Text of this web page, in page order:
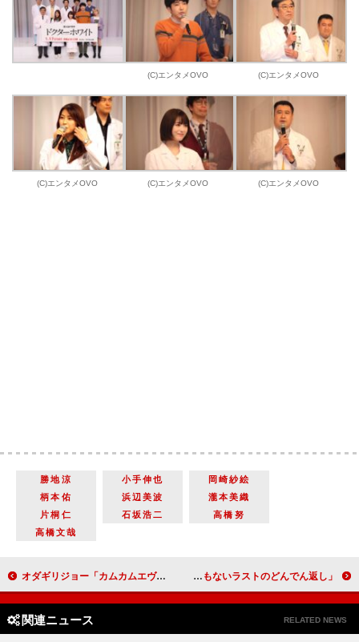
(C)エンタメOVO (C)エンタメOVO
(C)エンタメOVO (C)エンタメOVO (C)エンタメOVO
勝地涼 小手伸也
岡崎紗絵
柄本佑
浜辺美波
瀧本美織
片桐仁
石坂浩二
高橋努
高橋文哉
オダギリジョー「カムカムエヴリバディ」で大月錠一郎役 「ジョーはひなたの人生にも関わっていく大切な役」 藤原竜也“ネタバレ厳禁”の出演作をアピール 見どころは「とんでもないラストのどんでん返し」
関連ニュース RELATED NEWS